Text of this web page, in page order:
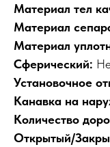
Материал тел
Материал
Материал
Сферический:
Установочное
Канавка на
Количество
Открытый/